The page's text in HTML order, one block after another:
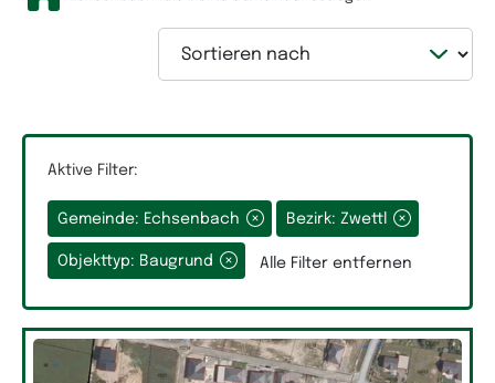
Grundfläche
Sortieren nach
Aktive Filter:
Gemeinde: Echsenbach Bezirk: Zwettl
Objekttyp: Baugrund Alle Filter entfernen